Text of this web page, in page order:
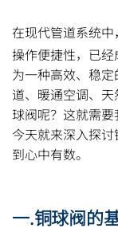
在现代管道系统中，
操作便捷性，已
为一种高效、稳
道、暖通空调、
球阀呢？这就需要
今天就来深入探
到心中有数。
一.铜球阀的